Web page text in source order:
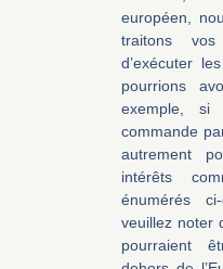
européen,
traitons
d’exécuter
pourrions
exemple, si
commande
autrement
intérêts
énumérés
veuillez noter
pourraient